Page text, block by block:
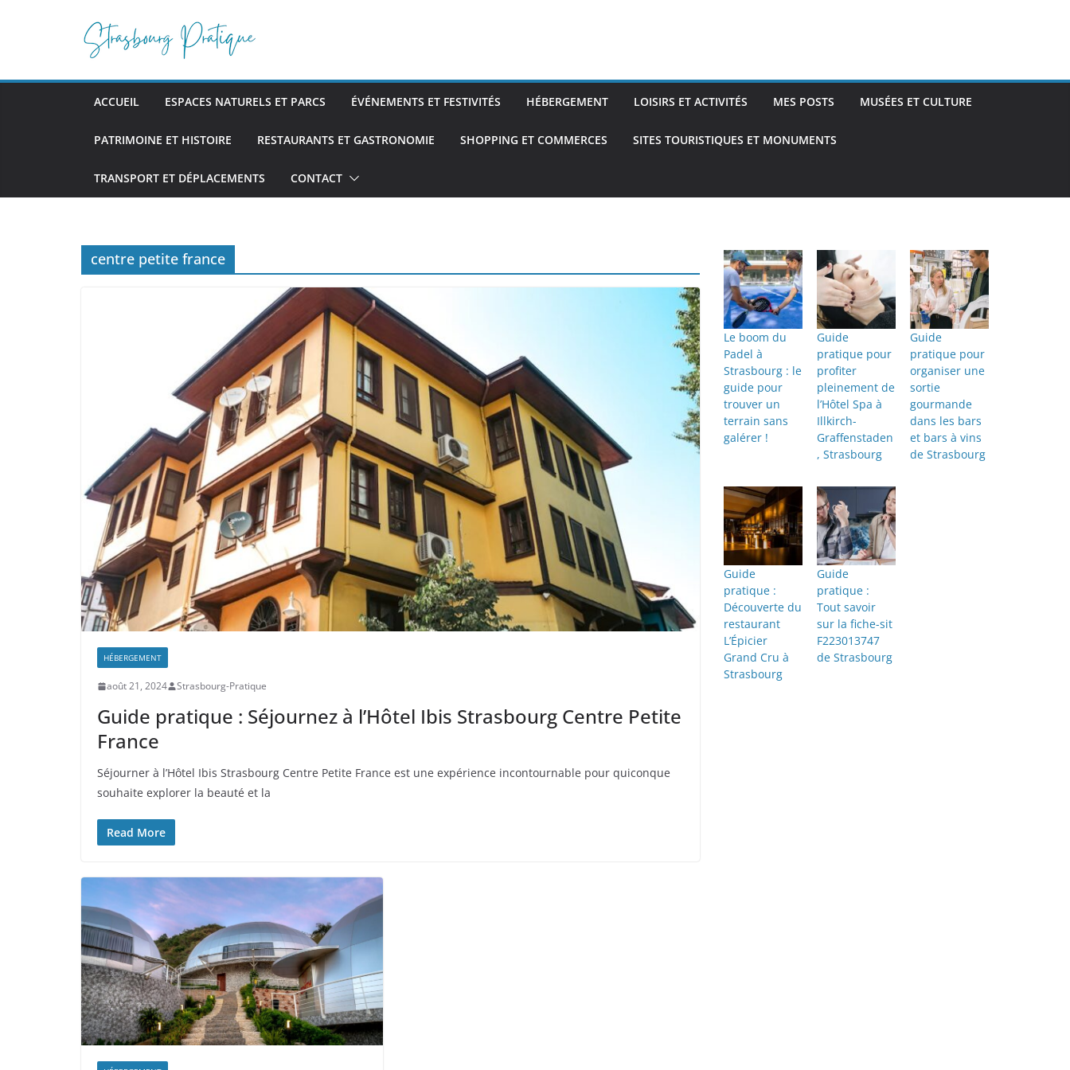
ACCUEIL ESPACES NATURELS ET PARCS ÉVÉNEMENTS ET FESTIVITÉS HÉBERGEMENT LOISIRS ET ACTIVITÉS MES POSTS MUSÉES ET CULTURE
PATRIMOINE ET HISTOIRE RESTAURANTS ET GASTRONOMIE SHOPPING ET COMMERCES SITES TOURISTIQUES ET MONUMENTS
TRANSPORT ET DÉPLACEMENTS CONTACT
centre petite france
HÉBERGEMENT
août 21, 2024 Strasbourg-Pratique
Guide pratique : Séjournez à l’Hôtel Ibis Strasbourg Centre Petite
France
Séjourner à l’Hôtel Ibis Strasbourg Centre Petite France est une expérience incontournable pour quiconque
souhaite explorer la beauté et la
Read More
Le boom du
Padel à
Strasbourg : le
guide pour
trouver un
terrain sans
galérer !
Guide
pratique pour
profiter
pleinement de
l’Hôtel Spa à
Illkirch-
Graffenstaden
, Strasbourg
Guide
pratique pour
organiser une
sortie
gourmande
dans les bars
et bars à vins
de Strasbourg
Guide
pratique :
Découverte du
restaurant
L’Épicier
Grand Cru à
Strasbourg
Guide
pratique :
Tout savoir
sur la fiche-sit
F223013747
de Strasbourg